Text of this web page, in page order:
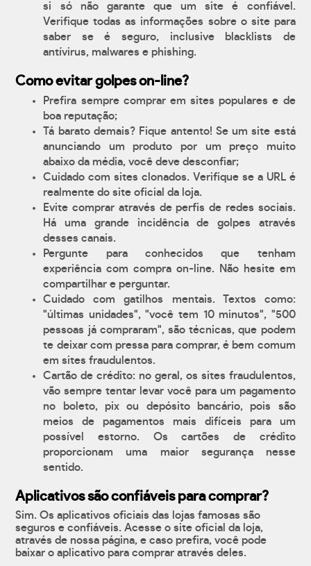
si só não garante que um site é confiável.
Verifique todas as informações sobre o site para
saber se é seguro, inclusive blacklists de
antívirus, malwares e phishing.
Como evitar golpes on-line?
Prefira sempre comprar em sites populares e de
boa reputação;
Tá barato demais? Fique antento! Se um site está
anunciando um produto por um preço muito
abaixo da média, você deve desconfiar;
Cuidado com sites clonados. Verifique se a URL é
realmente do site oficial da loja.
Evite comprar através de perfis de redes sociais.
Há uma grande incidência de golpes através
desses canais.
Pergunte para conhecidos que tenham
experiência com compra on-line. Não hesite em
compartilhar e perguntar.
Cuidado com gatilhos mentais. Textos como:
"últimas unidades", "você tem 10 minutos", "500
pessoas já compraram", são técnicas, que podem
te deixar com pressa para comprar, é bem comum
em sites fraudulentos.
Cartão de crédito: no geral, os sites fraudulentos,
vão sempre tentar levar você para um pagamento
no boleto, pix ou depósito bancário, pois são
meios de pagamentos mais difíceis para um
possível estorno. Os cartões de crédito
proporcionam uma maior segurança nesse
sentido.
Aplicativos são confiáveis para comprar?
Sim. Os aplicativos oficiais das lojas famosas são
seguros e confiáveis. Acesse o site oficial da loja,
através de nossa página, e caso prefira, você pode
baixar o aplicativo para comprar através deles.